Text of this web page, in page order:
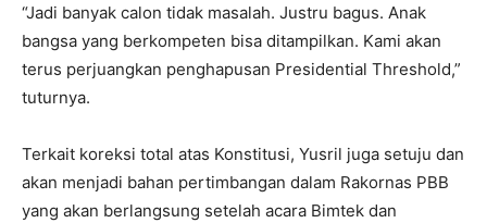
“Jadi banyak calon tidak masalah. Justru bagus. Anak
bangsa yang berkompeten bisa ditampilkan. Kami akan
terus perjuangkan penghapusan Presidential Threshold,”
tuturnya.
Terkait koreksi total atas Konstitusi, Yusril juga setuju dan
akan menjadi bahan pertimbangan dalam Rakornas PBB
yang akan berlangsung setelah acara Bimtek dan